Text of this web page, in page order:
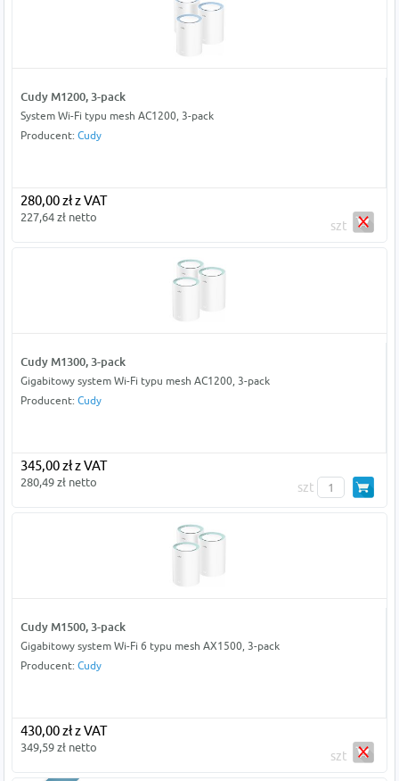
Cudy M1200, 3-pack
System Wi-Fi typu mesh AC1200, 3-pack
Producent: Cudy
280,00 zł z VAT
227,64 zł netto
szt
Cudy M1300, 3-pack
Gigabitowy system Wi-Fi typu mesh AC1200, 3-pack
Producent: Cudy
345,00 zł z VAT
280,49 zł netto szt
Cudy M1500, 3-pack
Gigabitowy system Wi-Fi 6 typu mesh AX1500, 3-pack
Producent: Cudy
430,00 zł z VAT
349,59 zł netto
szt